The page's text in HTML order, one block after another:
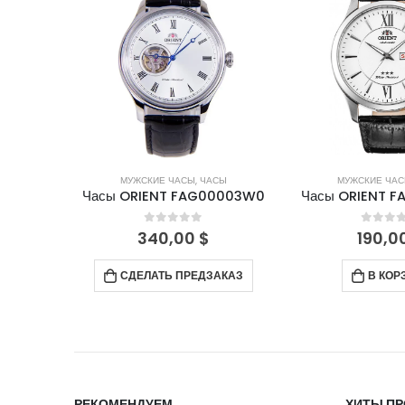
МУЖСКИЕ ЧАСЫ, ЧАСЫ
Часы ORIENT FAG00003W0
0 out of 5
340,00 $
СДЕЛАТЬ ПРЕДЗАКАЗ
МУЖСКИЕ
Часы ORIENT
0out
В